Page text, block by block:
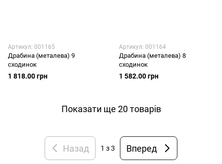
Артикул: 001165
Драбина (металева) 9
сходинок
1 818.00 грн
Артикул: 001164
Драбина (металева) 8
сходинок
1 582.00 грн
Показати ще 20 товарів
Назад 1 з 3 Вперед